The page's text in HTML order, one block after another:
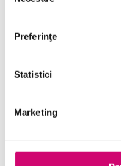
Preferinţe
Statistici
Marketing
Serviciul clienți